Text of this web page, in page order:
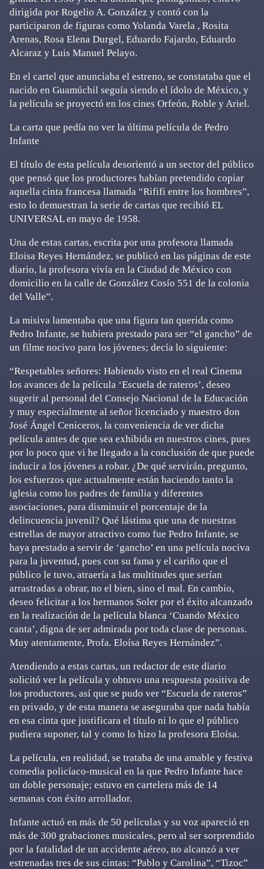
dirigida por Rogelio A. González y contó con la
participaron de figuras como Yolanda Varela , Rosita
Arenas, Rosa Elena Durgel, Eduardo Fajardo, Eduardo
Alcaraz y Luis Manuel Pelayo.
En el cartel que anunciaba el estreno, se constataba que el
nacido en Guamúchil seguía siendo el ídolo de México, y
la película se proyectó en los cines Orfeón, Roble y Ariel.
La carta que pedía no ver la última película de Pedro
Infante
El título de esta película desorientó a un sector del público
que pensó que los productores habían pretendido copiar
aquella cinta francesa llamada “Rififi entre los hombres”,
esto lo demuestran la serie de cartas que recibió EL
UNIVERSAL en mayo de 1958.
Una de estas cartas, escrita por una profesora llamada
Eloisa Reyes Hernández, se publicó en las páginas de este
diario, la profesora vivía en la Ciudad de México con
domicilio en la calle de González Cosío 551 de la colonia
del Valle”.
La misiva lamentaba que una figura tan querida como
Pedro Infante, se hubiera prestado para ser “el gancho” de
un filme nocivo para los jóvenes; decía lo siguiente:
“Respetables señores: Habiendo visto en el real Cinema
los avances de la película ‘Escuela de rateros’, deseo
sugerir al personal del Consejo Nacional de la Educación
y muy especialmente al señor licenciado y maestro don
José Ángel Ceniceros, la conveniencia de ver dicha
película antes de que sea exhibida en nuestros cines, pues
por lo poco que vi he llegado a la conclusión de que puede
inducir a los jóvenes a robar. ¿De qué servirán, pregunto,
los esfuerzos que actualmente están haciendo tanto la
iglesia como los padres de familia y diferentes
asociaciones, para disminuir el porcentaje de la
delincuencia juvenil? Qué lástima que una de nuestras
estrellas de mayor atractivo como fue Pedro Infante, se
haya prestado a servir de ‘gancho’ en una película nociva
para la juventud, pues con su fama y el cariño que el
público le tuvo, atraería a las multitudes que serían
arrastradas a obrar, no el bien, sino el mal. En cambio,
deseo felicitar a los hermanos Soler por el éxito alcanzado
en la realización de la película blanca ‘Cuando México
canta’, digna de ser admirada por toda clase de personas.
Muy atentamente, Profa. Eloísa Reyes Hernández”.
Atendiendo a estas cartas, un redactor de este diario
solicitó ver la película y obtuvo una respuesta positiva de
los productores, así que se pudo ver “Escuela de rateros”
en privado, y de esta manera se aseguraba que nada había
en esa cinta que justificara el título ni lo que el público
pudiera suponer, tal y como lo hizo la profesora Eloísa.
La película, en realidad, se trataba de una amable y festiva
comedia policíaco-musical en la que Pedro Infante hace
un doble personaje; estuvo en cartelera más de 14
semanas con éxito arrollador.
Infante actuó en más de 50 películas y su voz apareció en
más de 300 grabaciones musicales, pero al ser sorprendido
por la fatalidad de un accidente aéreo, no alcanzó a ver
estrenadas tres de sus cintas: “Pablo y Carolina”, “Tizoc”